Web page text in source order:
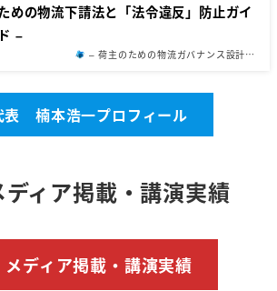
めの物流下請法と「法令違反」防止ガイ
ド –
– 荷主のための物流ガバナンス設計…
表 楠本浩一プロフィール
ィア掲載・講演実績
メディア掲載・講演実績